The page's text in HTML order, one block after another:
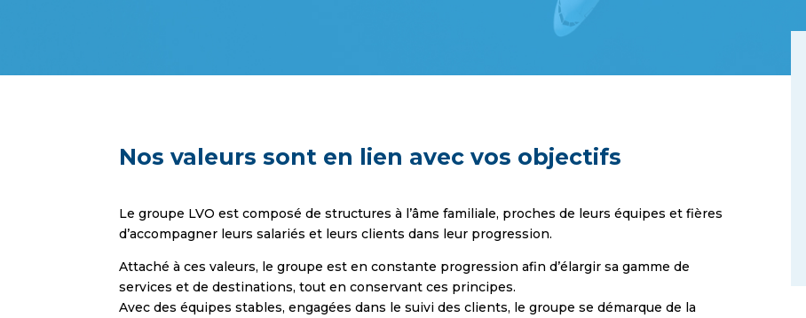
Nos valeurs sont en lien avec vos objectifs
Le groupe LVO est composé de structures à l’âme familiale, proches de leurs équipes et fières
d’accompagner leurs salariés et leurs clients dans leur progression.
Attaché à ces valeurs, le groupe est en constante progression afin d’élargir sa gamme de
services et de destinations, tout en conservant ces principes.
Avec des équipes stables, engagées dans le suivi des clients, le groupe se démarque de la